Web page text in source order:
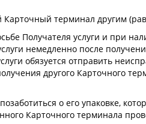
Карточный терминал другим
Получателя услуги и при
немедленно после
обязуется отправить
другого Карточного
о его упаковке,
Карточного терминала